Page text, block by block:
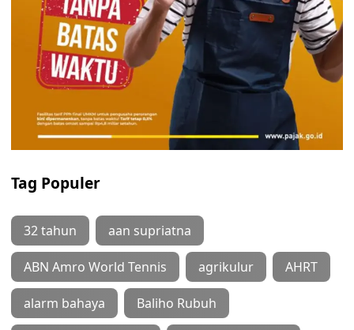
Tag Populer
32 tahun aan supriatna
ABN Amro World Tennis agrikulur AHRT
alarm bahaya Baliho Rubuh